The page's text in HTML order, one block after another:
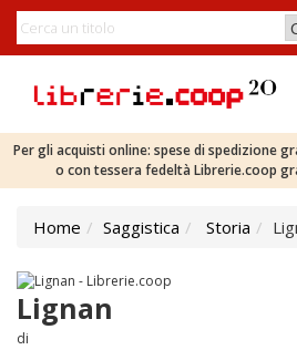
Per gli acquisti online: spese di spedizione
o con tessera fedeltà Librerie.coop
Home Saggistica Storia
Lignan
di